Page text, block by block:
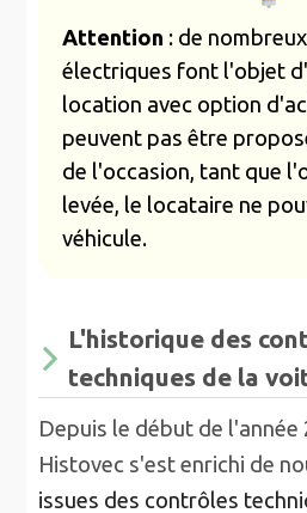
Attention : de
électriques font l'objet
location avec option
peuvent pas être
de l'occasion, tant que
levée, le locataire ne
véhicule.
L'historique des
techniques de la
Depuis le début de
Histovec s'est enrichi de
issues des contrôles